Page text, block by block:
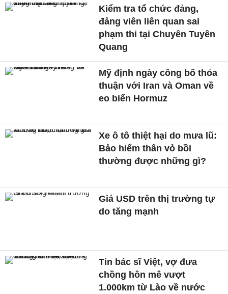
Kiểm tra tổ chức đảng,
đảng viên liên quan sai
phạm thi tại Chuyên Tuyên
Quang
Mỹ định ngày công bố thỏa
thuận với Iran và Oman về
eo biển Hormuz
Xe ô tô thiệt hại do mưa lũ:
Bảo hiểm thân vỏ bồi
thường được những gì?
Giá USD trên thị trường tự
do tăng mạnh
Tin bác sĩ Việt, vợ đưa
chồng hôn mê vượt
1.000km từ Lào về nước